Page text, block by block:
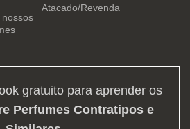
Atacado/Revenda
gratuito para aprender os
Perfumes Contratipos e